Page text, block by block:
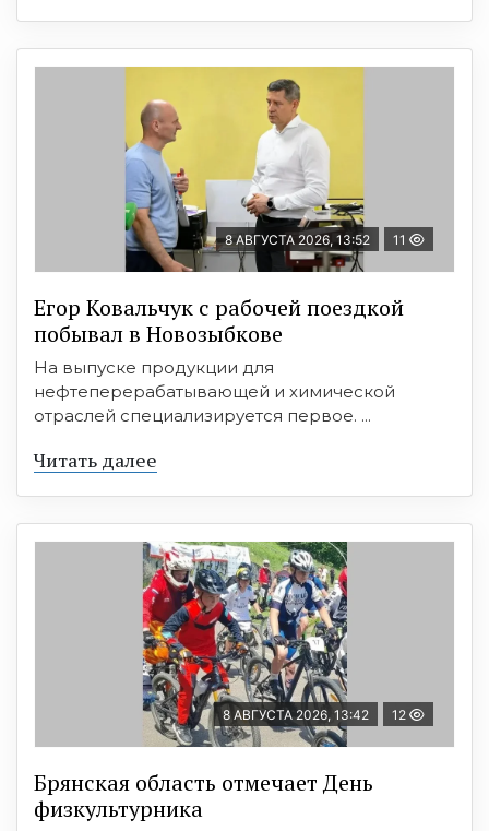
8 АВГУСТА 2026, 13:52 11
Егор Ковальчук с рабочей поездкой
побывал в Новозыбкове
На выпуске продукции для
нефтеперерабатывающей и химической
отраслей специализируется первое. ...
Читать далее
8 АВГУСТА 2026, 13:42 12
Брянская область отмечает День
физкультурника